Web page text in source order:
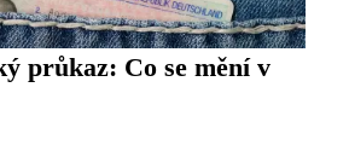
průkaz: Co se mění v